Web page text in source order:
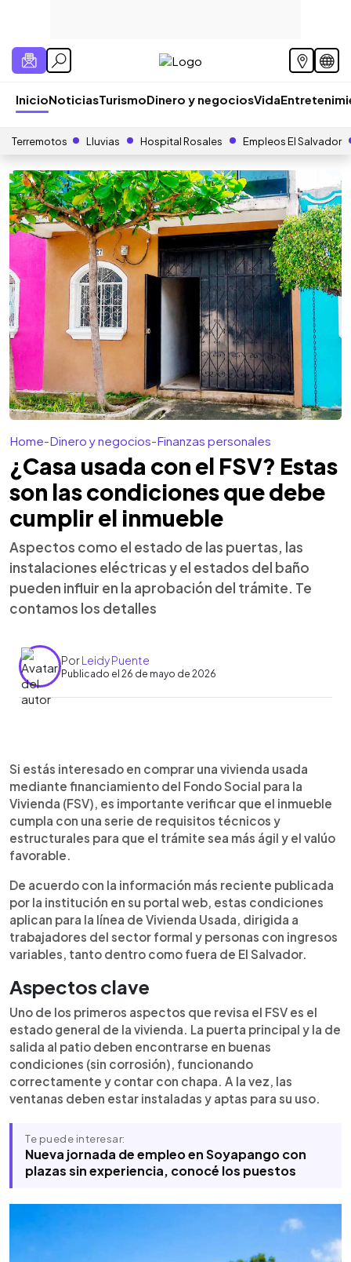
InicioNoticiasTurismoDinero y negociosVida
Terremotos Lluvias Hospital Rosales Empleos El Salvador
Home-Dinero y negocios-Finanzas personales
¿Casa usada con el FSV? Estas
son las condiciones que debe
cumplir el inmueble
Aspectos como el estado de las puertas, las
instalaciones eléctricas y el estados del baño
pueden influir en la aprobación del trámite. Te
contamos los detalles
PorLeidy Puente
Publicado el 26 de mayo de 2026
► Escuchar artículo
El Fondo Social para la Vivienda (FSV) estable las
condiciones que deben cumplir las viviendas
usadas para optar a financiamiento. Entre los
requisitos están que el techo no tenga
filtraciones, las instalaciones eléctricas estén
protegidas, exista sistema adecuado de aguas
riesgo. También revisan baños, pisos, puertas,
ventanas y construcciones fuera de línea.
Si estás interesado en comprar una vivienda usada
mediante financiamiento del Fondo Social para la
Vivienda (FSV), es importante verificar que el inmueble
cumpla con una serie de requisitos técnicos y
estructurales para que el trámite sea más ágil y el valúo
favorable.
De acuerdo con la información más reciente publicada
por la institución en su portal web, estas condiciones
aplican para la línea de Vivienda Usada, dirigida a
trabajadores del sector formal y personas con ingresos
variables, tanto dentro como fuera de El Salvador.
Aspectos clave
Uno de los primeros aspectos que revisa el FSV es el
estado general de la vivienda. La puerta principal y la de
salida al patio deben encontrarse en buenas
condiciones (sin corrosión), funcionando
correctamente y contar con chapa. A la vez, las
ventanas deben estar instaladas y aptas para su uso.
Te puede interesar:
Nueva jornada de empleo en Soyapango con
plazas sin experiencia, conocé los puestos